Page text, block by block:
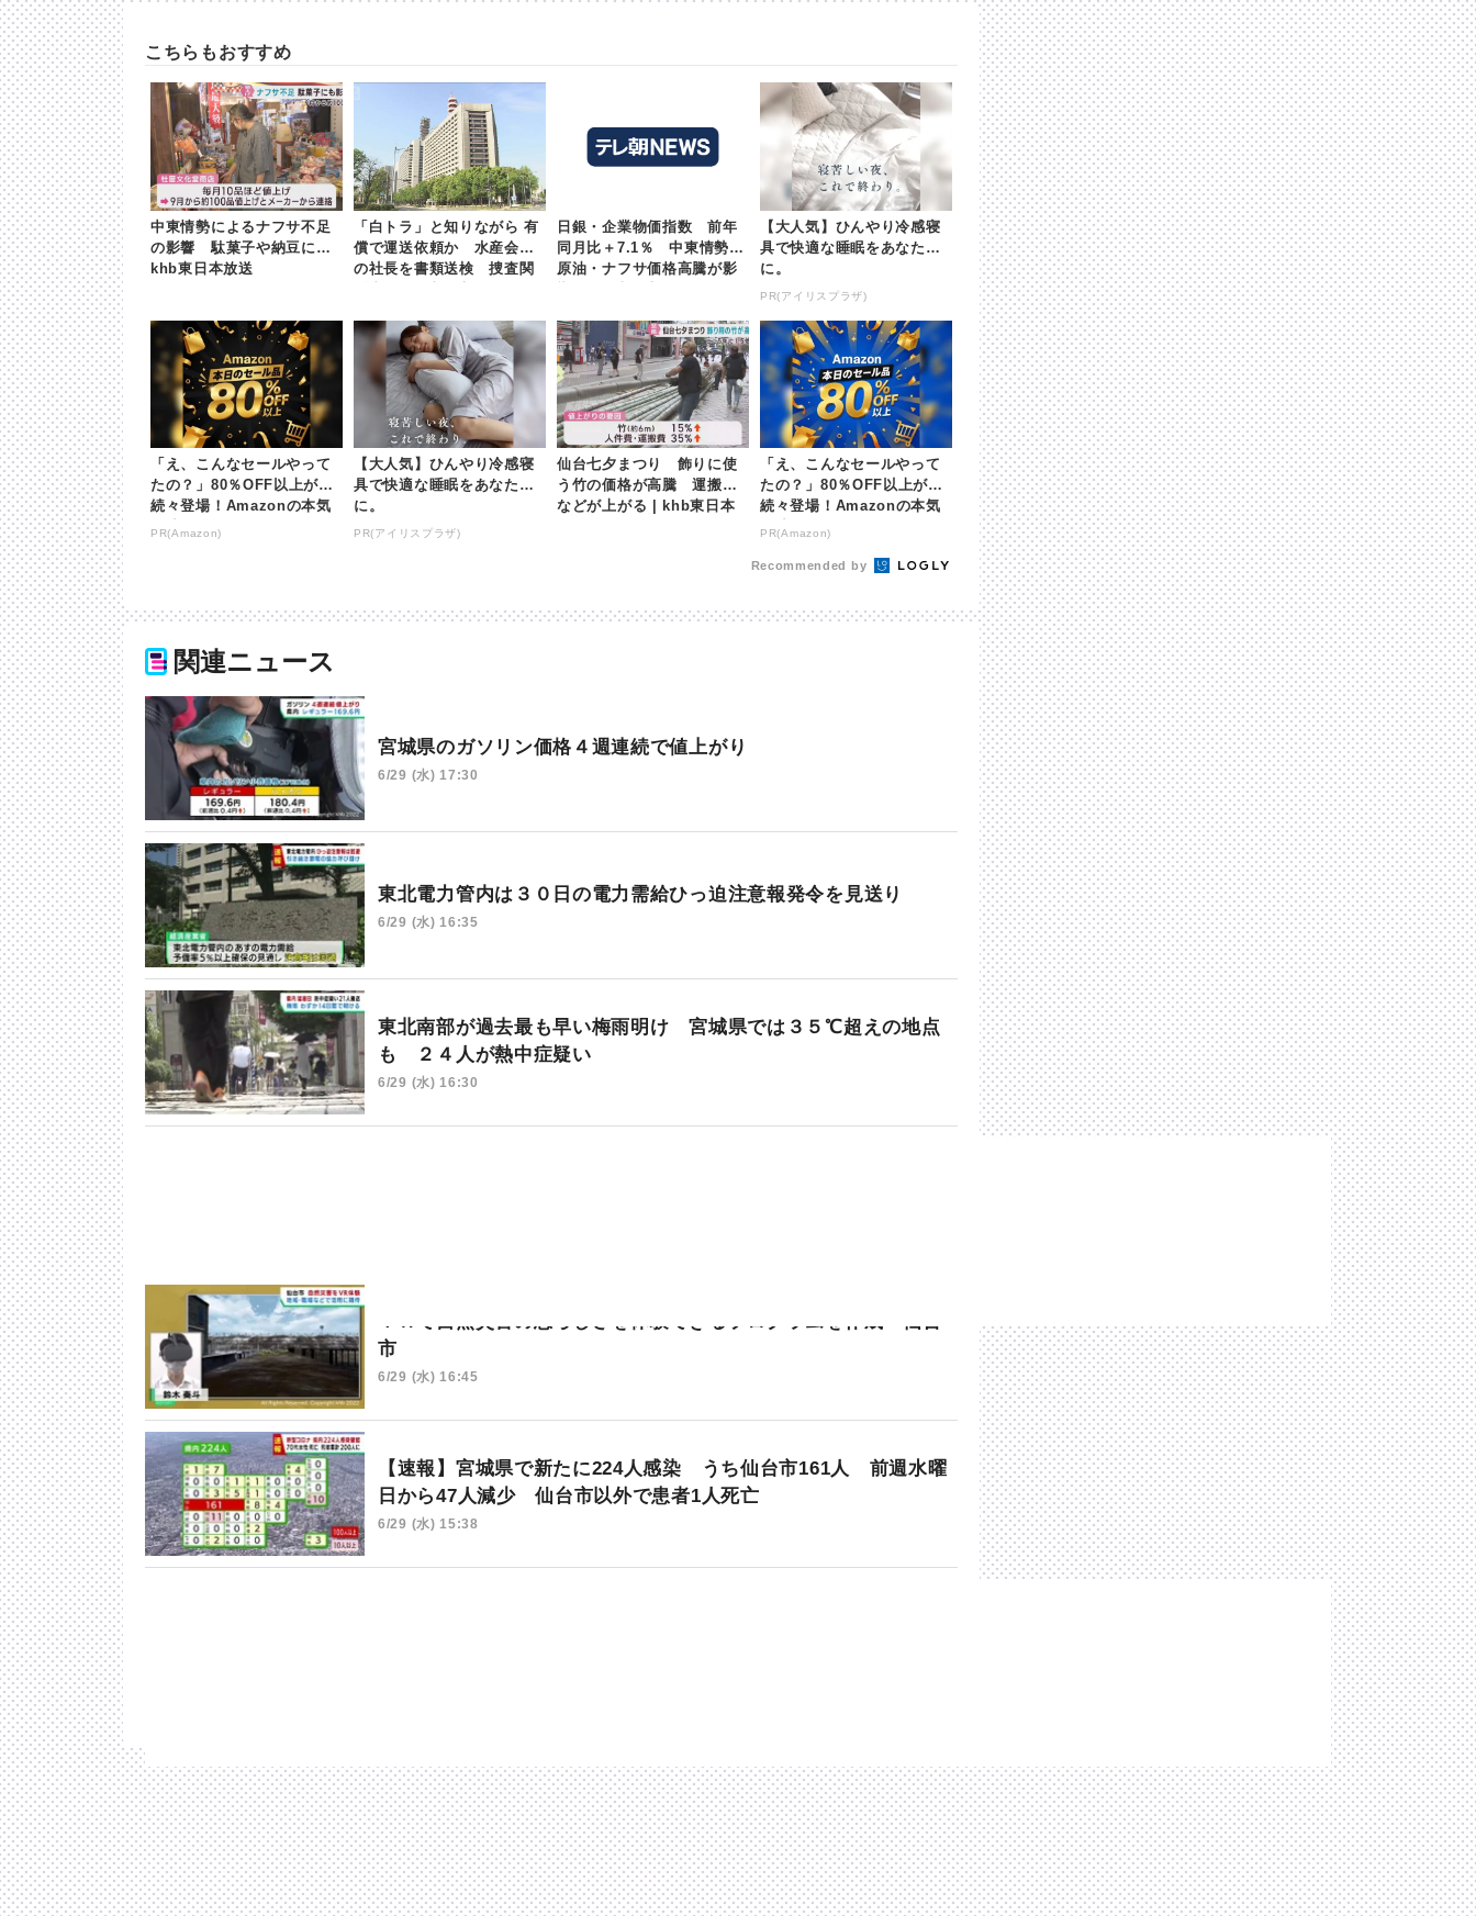
こちらもおすすめ
中東情勢によるナフサ不足
の影響 駄菓子や納豆にも |
khb東日本放送
「白トラ」と知りながら 有
償で運送依頼か 水産会社
の社長を書類送検 捜査関
日銀・企業物価指数 前年
同月比＋7.1％ 中東情勢で
原油・ナフサ価格高騰が影
【大人気】ひんやり冷感寝
具で快適な睡眠をあなた
に。
PR(アイリスプラザ)
「え、こんなセールやって
たの？」80％OFF以上が
続々登場！Amazonの本気
が凄すぎる
PR(Amazon)
【大人気】ひんやり冷感寝
具で快適な睡眠をあなた
に。
PR(アイリスプラザ)
仙台七夕まつり 飾りに使
う竹の価格が高騰 運搬費
などが上がる | khb東日本
「え、こんなセールやって
たの？」80％OFF以上が
続々登場！Amazonの本気
が凄すぎる
PR(Amazon)
Recommended by
関連ニュース
宮城県のガソリン価格４週連続で値上がり
6/29 (水) 17:30
東北電力管内は３０日の電力需給ひっ迫注意報発令を見送り
6/29 (水) 16:35
東北南部が過去最も早い梅雨明け 宮城県では３５℃超えの地点
も ２４人が熱中症疑い
6/29 (水) 16:30
ＶＲで自然災害の恐ろしさを体験できるプログラムを作成 仙台
市
6/29 (水) 16:45
【速報】宮城県で新たに224人感染 うち仙台市161人 前週水曜
日から47人減少 仙台市以外で患者1人死亡
6/29 (水) 15:38